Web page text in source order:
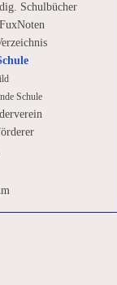
Schulbücher
Schule